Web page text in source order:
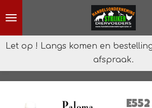
Let op ! Langs komen en
afspraak.